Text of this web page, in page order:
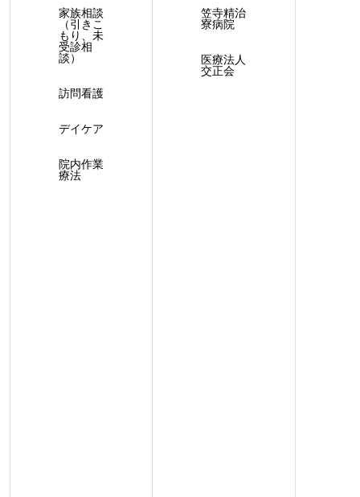
家族相談
（引きこ
もり、未
受診相
談）
訪問看護
デイケア
院内作業
療法
笠寺精治
寮病院
医療法人
交正会